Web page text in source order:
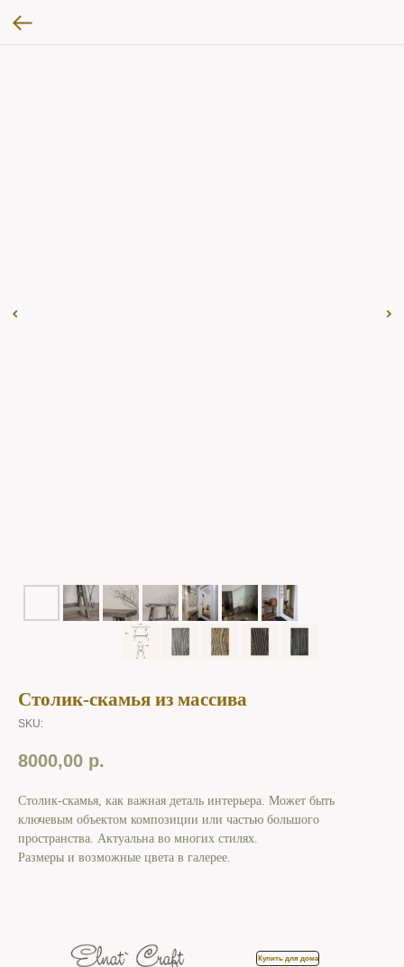
Столик-скамья из массива
SKU:
8000,00 р.
Столик-скамья, как важная деталь интерьера. Может быть
ключевым объектом композиции или частью большого
пространства. Актуальна во многих стилях.
Размеры и возможные цвета в галерее.
Купить для дома